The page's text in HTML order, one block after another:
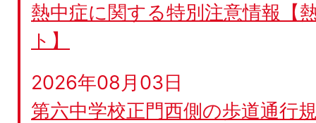
熱中症に関する特別注意情報【
ト】
2026年08月03日
第六中学校正門西側の歩道通行